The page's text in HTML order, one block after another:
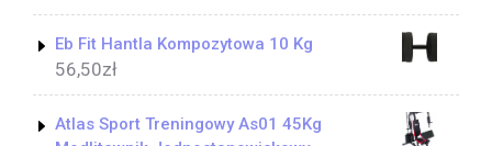
Eb Fit Hantla Kompozytowa 10 Kg
56,50zł
Atlas Sport Treningowy As01 45Kg